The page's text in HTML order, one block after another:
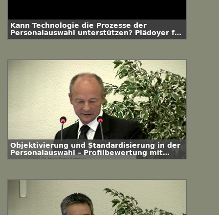
Kann Technologie die Prozesse der
Personalauswahl unterstützen? Plädoyer für
eine multiperspektivische und
Objektivierung und Standardisierung in der
Personalauswahl – Profilbewertung mit
berufsspezifischen Erhebungsbögen